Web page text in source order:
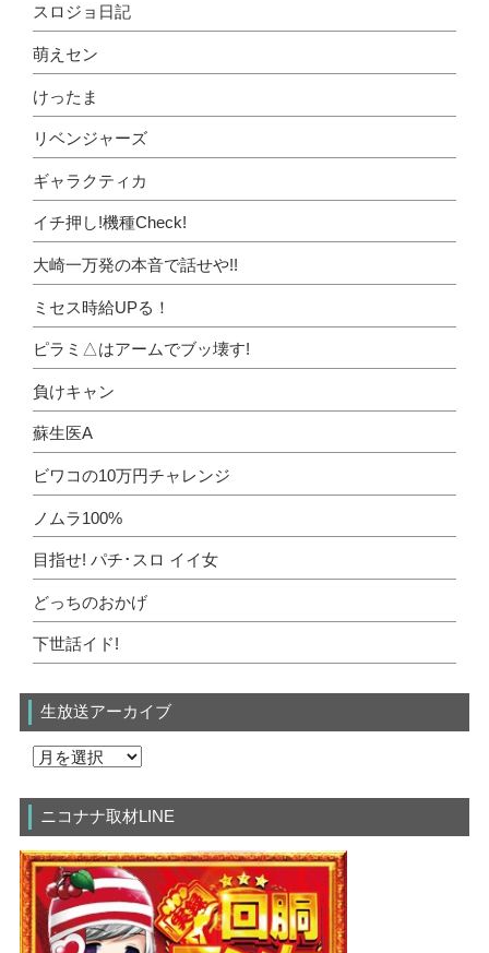
スロジョ日記
萌えセン
けったま
リベンジャーズ
ギャラクティカ
イチ押し!機種Check!
大崎一万発の本音で話せや!!
ミセス時給UPる！
ピラミ△はアームでブッ壊す!
負けキャン
蘇生医A
ビワコの10万円チャレンジ
ノムラ100%
目指せ! パチ･スロ イイ女
どっちのおかげ
下世話イド!
生放送アーカイブ
ニコナナ取材LINE